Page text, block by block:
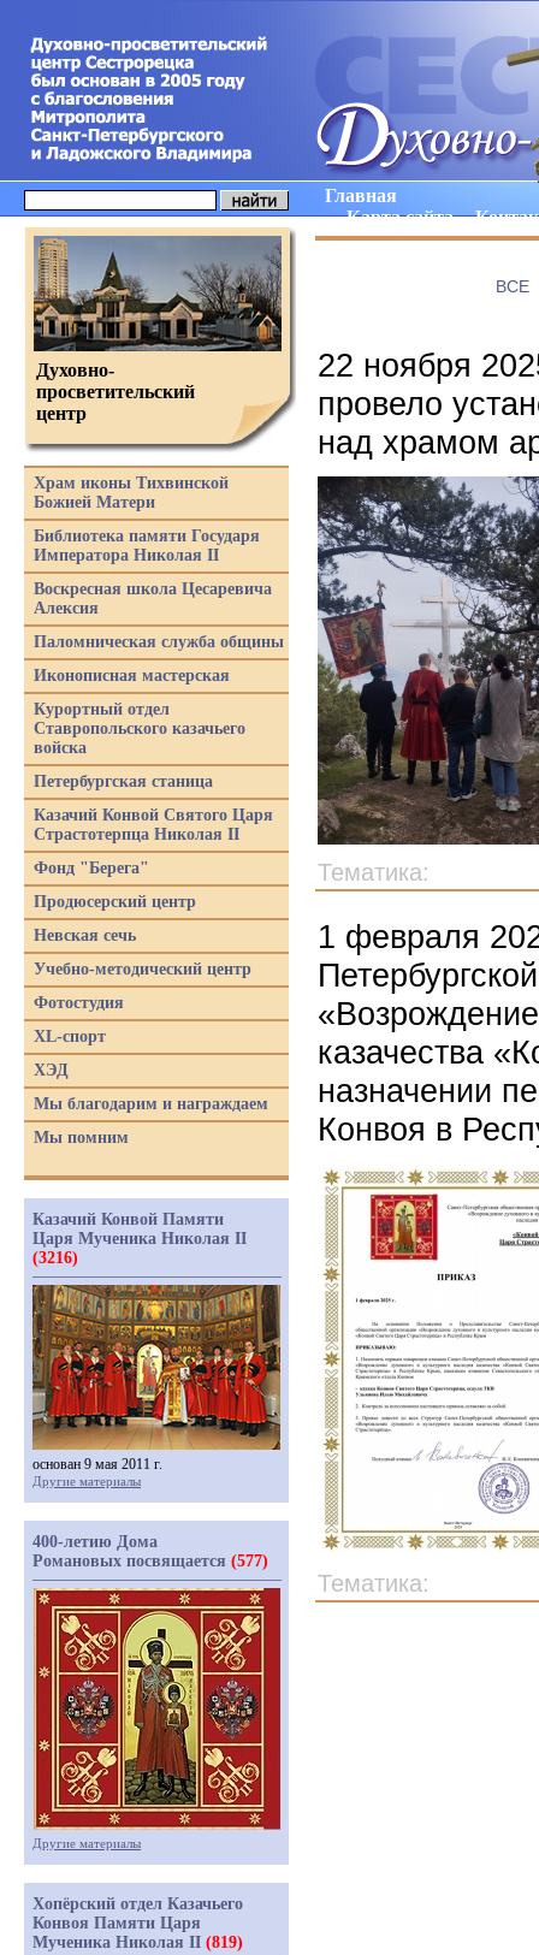
Главная
Карта сайта
ВCE
22 ноября
провело
над храмом
Тематика:
1 февраля
казачества
назначении
Конвоя в
Тематика:
Духовно-
просветительский
центр
Храм иконы Тихвинской
Божией Матери
Библиотека памяти Государя
Императора Николая II
Воскресная школа Цесаревича
Алексия
Паломническая служба общины
Иконописная мастерская
Курортный отдел
Ставропольского казачьего
войска
Петербургская станица
Казачий Конвой Святого Царя
Страстотерпца Николая II
Фонд "Берега"
Продюсерский центр
Невская сечь
Учебно-методический центр
Фотостудия
XL-спорт
ХЭД
Мы благодарим и награждаем
Мы помним
Казачий Конвой Памяти
Царя Мученика Николая II
(3216)
основан 9 мая 2011 г.
Другие материалы
400-летию Дома
Романовых посвящается (577)
Другие материалы
Хопёрский отдел Казачьего
Конвоя Памяти Царя
Мученика Николая II (819)